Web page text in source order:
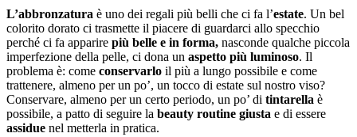
L’abbronzatura è uno dei regali più belli che ci fa l’estate. Un bel
colorito dorato ci trasmette il piacere di guardarci allo specchio
perché ci fa apparire più belle e in forma, nasconde qualche piccola
imperfezione della pelle, ci dona un aspetto più luminoso. Il
problema è: come conservarlo il più a lungo possibile e come
trattenere, almeno per un po’, un tocco di estate sul nostro viso?
Conservare, almeno per un certo periodo, un po’ di tintarella è
possibile, a patto di seguire la beauty routine giusta e di essere
assidue nel metterla in pratica.